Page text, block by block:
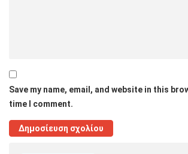
Save my name, email, and website in this
time I comment.